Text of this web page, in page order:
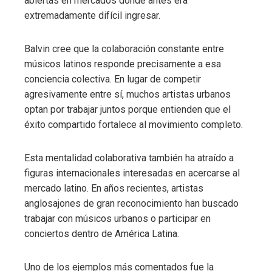
extremadamente difícil ingresar.
Balvin cree que la colaboración constante entre
músicos latinos responde precisamente a esa
conciencia colectiva. En lugar de competir
agresivamente entre sí, muchos artistas urbanos
optan por trabajar juntos porque entienden que el
éxito compartido fortalece al movimiento completo.
Esta mentalidad colaborativa también ha atraído a
figuras internacionales interesadas en acercarse al
mercado latino. En años recientes, artistas
anglosajones de gran reconocimiento han buscado
trabajar con músicos urbanos o participar en
conciertos dentro de América Latina.
Uno de los ejemplos más comentados fue la